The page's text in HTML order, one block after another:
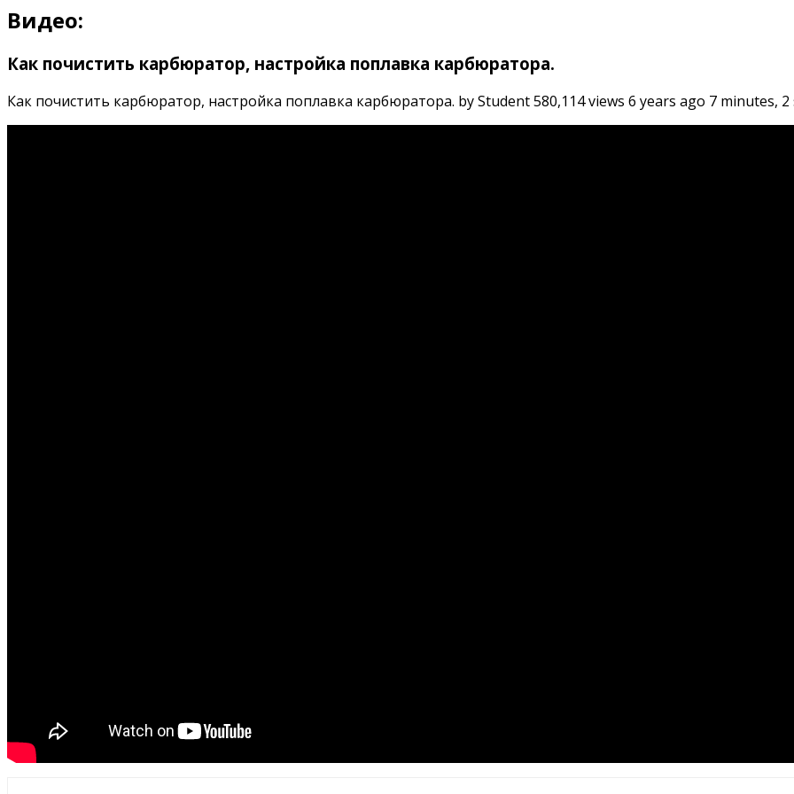
Видео:
Как почистить карбюратор, настройка поплавка карбюратора.
Как почистить карбюратор, настройка поплавка карбюратора. by Student 580,114 views 6 years ago 7 minutes, 2